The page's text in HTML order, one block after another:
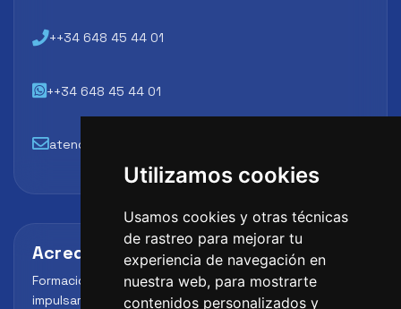
Utilizamos cookies
Usamos cookies y otras técnicas
de rastreo para mejorar tu
experiencia de navegación en
nuestra web, para mostrarte
contenidos personalizados y
++34 648 45 44 01
++34 648 45 44 01
atencion@futbollab.com
Acreditaciones y alianzas
Formación, metodología y reconocimiento para
impulsar el perfil profesional del alumno y reforzar su